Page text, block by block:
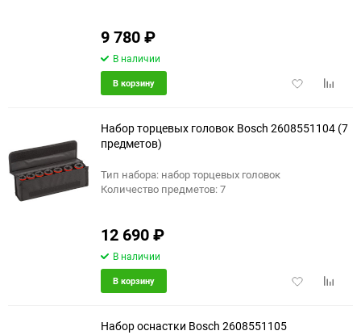
9 780₽
В наличии
Добавить
В корзину
Набор торцевых головок Bosch 2608551104 (7
предметов)
Тип набора: набор торцевых головок
Количество предметов: 7
12 690₽
В наличии
Добавить
В корзину
Набор оснастки Bosch 2608551105